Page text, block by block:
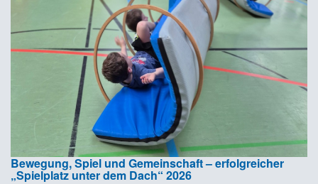
Bewegung, Spiel und Gemeinschaft – erfolgreicher
„Spielplatz unter dem Dach“ 2026